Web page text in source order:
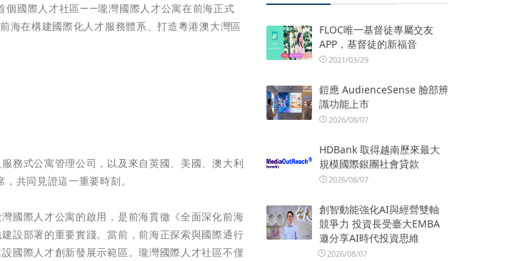
個國際人才社區——瓏灣國際人才公寓在前海正式
海在構建國際化人才服務體系、打造粵港澳大灣區
務式公寓管理公司，以及來自英國、美國、澳大利
共同見證這一重要時刻。
國際人才公寓的啟用，是前海貫徹《全面深化前海
設部署的重要實踐。當前，前海正探索與國際通行
國際人才創新發展示範區。瓏灣國際人才社區不僅
FLOC唯一基督徒專屬交友
APP，基督徒的新福音
2021/03/29
鎧應 AudienceSense 臉部辨
識功能上市
2026/08/07
HDBank 取得越南歷來最大
規模國際銀團社會貸款
2026/08/07
創智動能強化AI與經營雙軸
競爭力 投資長受臺大EMBA
邀分享AI時代投資思維
2026/08/07